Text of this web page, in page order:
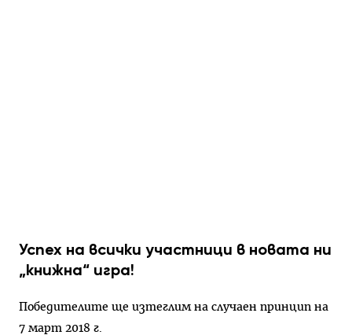
Успех на всички участници в новата ни
„книжна“ игра!
Победителите ще изтеглим на случаен принцип на
7 март 2018 г.